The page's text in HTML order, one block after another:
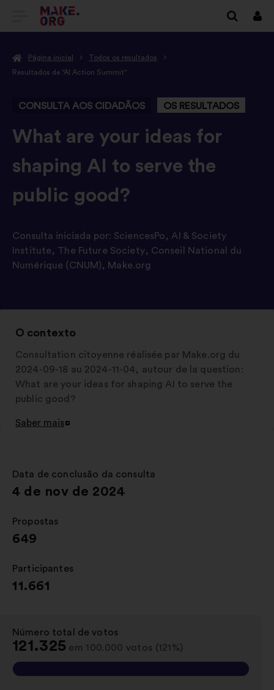
IR
A
INICIAL
DO
SÍTIO
INTERNET
MAKE.ORG
Página inicial
Todos os resultados
Resultados de "AI Action Summit"
CONSULTA AOS CIDADÃOS OS RESULTADOS
-
What are your ideas for
shaping AI to serve the
public good?
Consulta iniciada por: SciencesPo, AI & Society
Institute, The Future Society, Conseil National du
Numérique (CNUM), Make.org
O contexto
Consultation citoyenne réalisée par Make.org du
2024-09-18 au 2024-11-04, autour de la question:
What are your ideas for shaping AI to serve the
public good?
Saber mais
Abertura
separador
Data de conclusão da consulta
:
4 de nov de 2024
Propostas
:
649
Participantes
:
11.661
Número total de votos
:
121.325 em 100.000 votos (121%)